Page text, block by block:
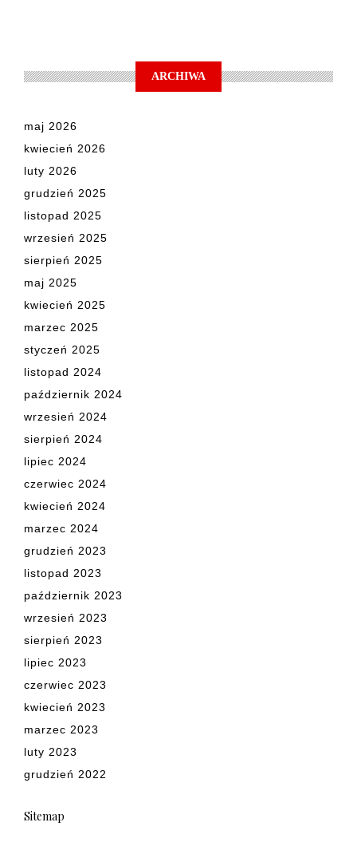
ARCHIWA
maj 2026
kwiecień 2026
luty 2026
grudzień 2025
listopad 2025
wrzesień 2025
sierpień 2025
maj 2025
kwiecień 2025
marzec 2025
styczeń 2025
listopad 2024
październik 2024
wrzesień 2024
sierpień 2024
lipiec 2024
czerwiec 2024
kwiecień 2024
marzec 2024
grudzień 2023
listopad 2023
październik 2023
wrzesień 2023
sierpień 2023
lipiec 2023
czerwiec 2023
kwiecień 2023
marzec 2023
luty 2023
grudzień 2022
Sitemap